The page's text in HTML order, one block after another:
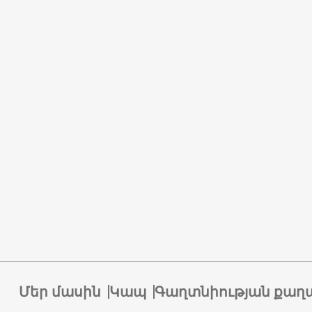
Մեր մասին Կապ Գաղտնիության